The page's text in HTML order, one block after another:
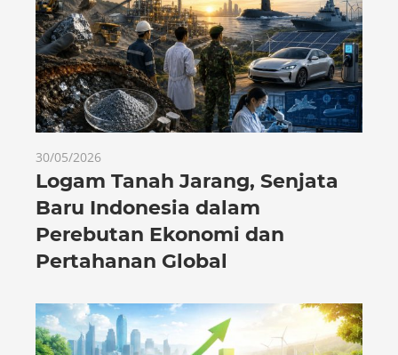
30/05/2026
Logam Tanah Jarang, Senjata
Baru Indonesia dalam
Perebutan Ekonomi dan
Pertahanan Global